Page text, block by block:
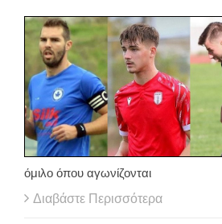
όμιλο όπου αγωνίζονται
Διαβάστε Περισσότερα